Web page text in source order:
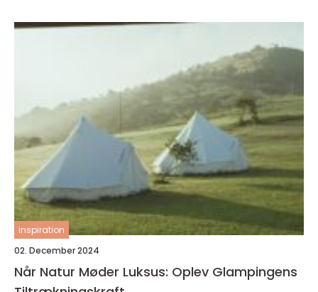
inspiration
02. December 2024
Når Natur Møder Luksus: Oplev Glampingens